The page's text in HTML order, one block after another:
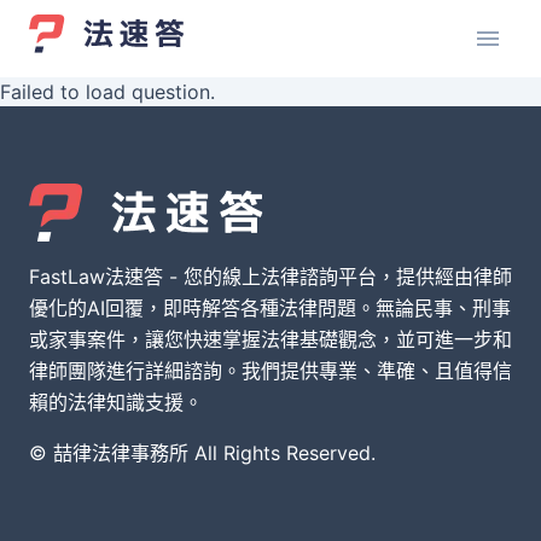
Failed to load question.
FastLaw法速答 - 您的線上法律諮詢平台，提供經由律師
優化的AI回覆，即時解答各種法律問題。無論民事、刑事
或家事案件，讓您快速掌握法律基礎觀念，並可進一步和
律師團隊進行詳細諮詢。我們提供專業、準確、且值得信
賴的法律知識支援。
© 喆律法律事務所 All Rights Reserved.